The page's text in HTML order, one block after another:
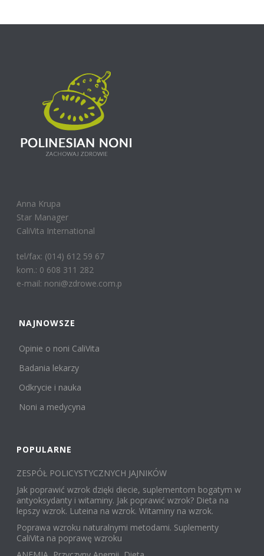
Anna Krupa
Star Manager
CaliVita International
tel/fax: (014) 612 59 67
kom.: 0 608 311 282
e-mail: noni@zdrowe.com.p
NAJNOWSZE
Opinie o noni CaliVita
Badania lekarzy
Odkrycie i nauka
Noni a medycyna
POPULARNE
ZESPÓŁ POLICYSTYCZNYCH JAJNIKÓW
Jak poprawić wzrok dzięki diecie, suplementom bogatym w
antyoksydanty i witaminy. Jak poprawić wzrok? Dieta na
lepszy wzrok. Luteina na wzrok. Witaminy na wzrok.
Poprawa wzroku naturalnymi metodami. Suplementy
CaliVita na poprawę wzroku